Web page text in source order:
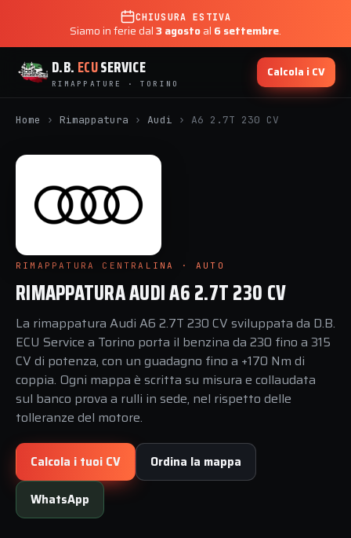
CHIUSURA ESTIVA
Siamo in ferie dal3 agostoal 6 settembre.
D.B. ECUSERVICE
RIMAPPATURE · TORINO
Calcola i CV
Home › Rimappatura › Audi › A6 2.7T 230 CV
RIMAPPATURA CENTRALINA · AUTO
RIMAPPATURA AUDI A6 2.7T 230 CV
La rimappatura Audi A6 2.7T 230 CV sviluppata da D.B.
ECU Service a Torino porta il benzina da 230 fino a 315
CV di potenza, con un guadagno fino a +170 Nm di
coppia. Ogni mappa è scritta su misura e collaudata
sul banco prova a rulli in sede, nel rispetto delle
tolleranze del motore.
Calcola i tuoi CV Ordina la mappa
WhatsApp